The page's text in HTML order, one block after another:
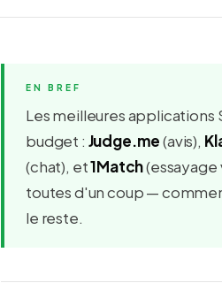
Les meilleures
budget : Judge.me(avis),
(chat), et1Match(essayage
toutes d'un coup —
le reste.